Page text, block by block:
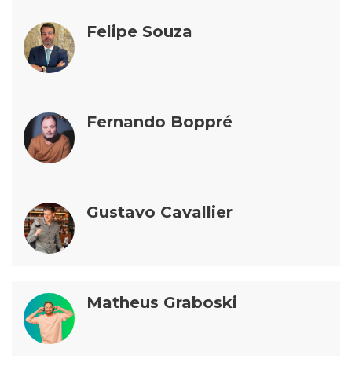
Felipe Souza
Fernando Boppré
Gustavo Cavallier
Matheus Graboski